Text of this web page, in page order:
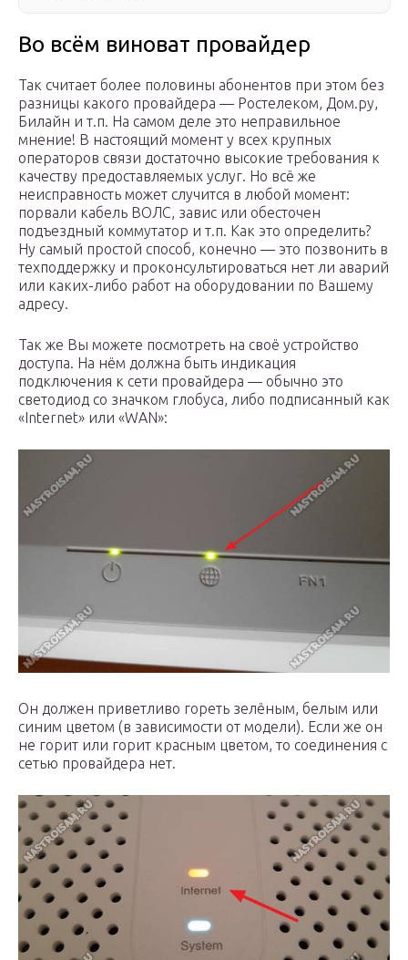
Во всём виноват провайдер
Так считает более половины абонентов при этом без
разницы какого провайдера — Ростелеком, Дом.ру,
Билайн и т.п. На самом деле это неправильное
мнение! В настоящий момент у всех крупных
операторов связи достаточно высокие требования к
качеству предоставляемых услуг. Но всё же
неисправность может случится в любой момент:
порвали кабель ВОЛС, завис или обесточен
подъездный коммутатор и т.п. Как это определить?
Ну самый простой способ, конечно — это позвонить в
техподдержку и проконсультироваться нет ли аварий
или каких-либо работ на оборудовании по Вашему
адресу.
Так же Вы можете посмотреть на своё устройство
доступа. На нём должна быть индикация
подключения к сети провайдера — обычно это
светодиод со значком глобуса, либо подписанный как
«Internet» или «WAN»:
Он должен приветливо гореть зелёным, белым или
синим цветом (в зависимости от модели). Если же он
не горит или горит красным цветом, то соединения с
сетью провайдера нет.